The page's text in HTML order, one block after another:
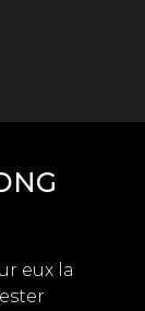
eux la